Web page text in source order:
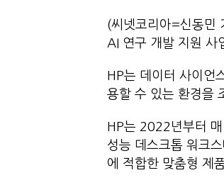
(씨넷코리아=신동민
AI 연구 개발 지원 사
HP는 데이터 사이언
용할 수 있는 환경을
HP는 2022년부터
성능 데스크톱 워크
에 적합한 맞춤형 제